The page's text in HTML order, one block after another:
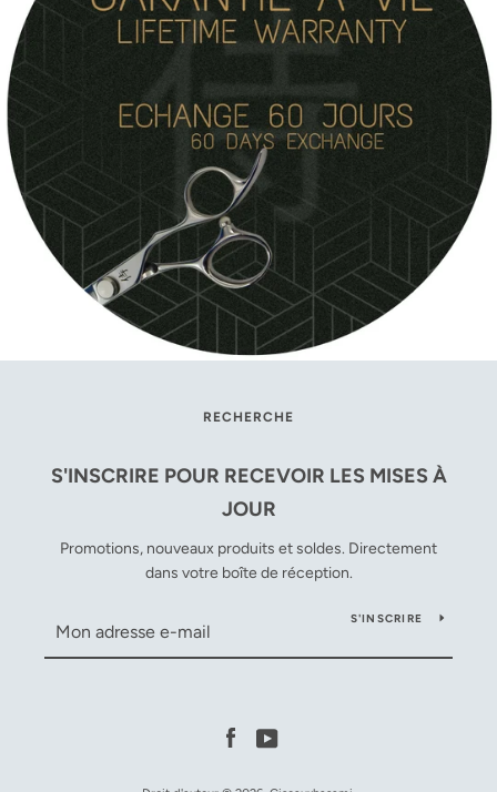
RECHERCHE
S'INSCRIRE POUR RECEVOIR LES MISES À
JOUR
Promotions, nouveaux produits et soldes. Directement
dans votre boîte de réception.
S'INSCRIRE
FacebookYouTube